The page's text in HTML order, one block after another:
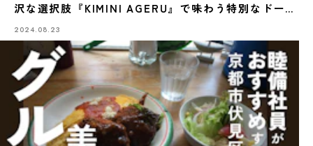
沢な選択肢『KIMINI AGERU』で味わう特別なドーナ
ツ
2024.08.23